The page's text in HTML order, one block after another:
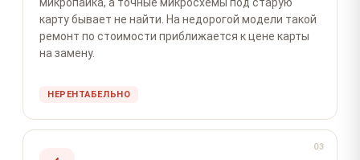
карту бывает не найти. На недорогой модели такой
ремонт по стоимости приближается к цене карты
на замену.
НЕРЕНТАБЕЛЬНО
03